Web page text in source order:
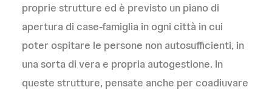
proprie strutture ed è previsto un piano di
apertura di case-famiglia in ogni città in cui
poter ospitare le persone non autosufficienti, in
una sorta di vera e propria autogestione. In
queste strutture, pensate anche per coadiuvare